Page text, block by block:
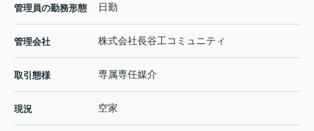
管理員の勤務形態 日勤
管理会社 株式会社長谷工コミュニティ
取引態様 専属専任媒介
現況 空家